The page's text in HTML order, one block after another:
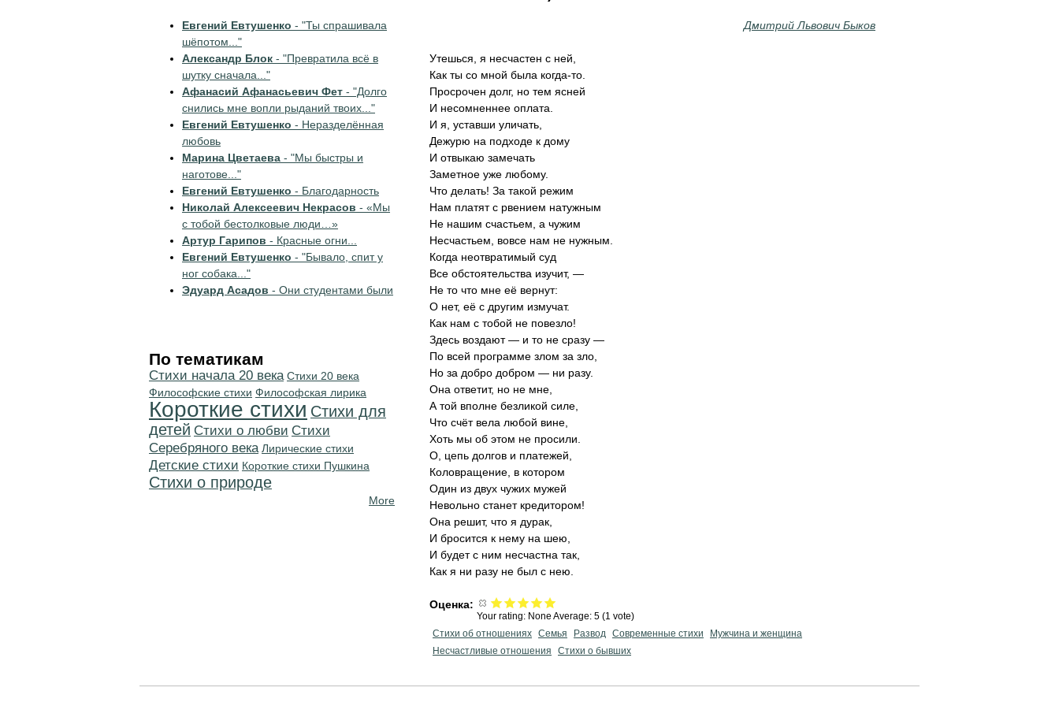
Дмитрий Львович Быков
Утешься, я несчастен с ней,
Как ты со мной была когда-то.
Просрочен долг, но тем ясней
И несомненнее оплата.
И я, уставши уличать,
Дежурю на подходе к дому
И отвыкаю замечать
Заметное уже любому.
Что делать! За такой режим
Нам платят с рвением натужным
Не нашим счастьем, а чужим
Несчастьем, вовсе нам не нужным.
Когда неотвратимый суд
Все обстоятельства изучит, —
Не то что мне её вернут:
О нет, её с другим измучат.
Как нам с тобой не повезло!
Здесь воздают — и то не сразу —
По всей программе злом за зло,
Но за добро добром — ни разу.
Она ответит, но не мне,
А той вполне безликой силе,
Что счёт вела любой вине,
Хоть мы об этом не просили.
О, цепь долгов и платежей,
Коловращение, в котором
Один из двух чужих мужей
Невольно станет кредитором!
Она решит, что я дурак,
И бросится к нему на шею,
И будет с ним несчастна так,
Как я ни разу не был с нею.
Оценка:
Your rating: None Average: 5 (1 vote)
Стихи об отношениях Семья Развод Современные стихи
Мужчина и женщина
Несчастливые отношения
Стихи о бывших
Евгений Евтушенко - "Ты спрашивала
шёпотом..."
Александр Блок - "Превратила всё в
шутку сначала..."
Афанасий Афанасьевич Фет - "Долго
снились мне вопли рыданий твоих..."
Евгений Евтушенко - Неразделённая
любовь
Марина Цветаева - "Мы быстры и
наготове..."
Евгений Евтушенко - Благодарность
Николай Алексеевич Некрасов - «Мы
с тобой бестолковые люди…»
Артур Гарипов - Красные огни...
Евгений Евтушенко - "Бывало, спит у
ног собака..."
Эдуард Асадов - Они студентами были
По тематикам
Cтихи начала 20 века Стихи 20 века
Философские стихи Философская лирика
Короткие стихи Стихи для
детей Стихи о любви Cтихи
Серебряного века Лирические стихи
Детские стихи Короткие стихи Пушкина
Стихи о природе
More